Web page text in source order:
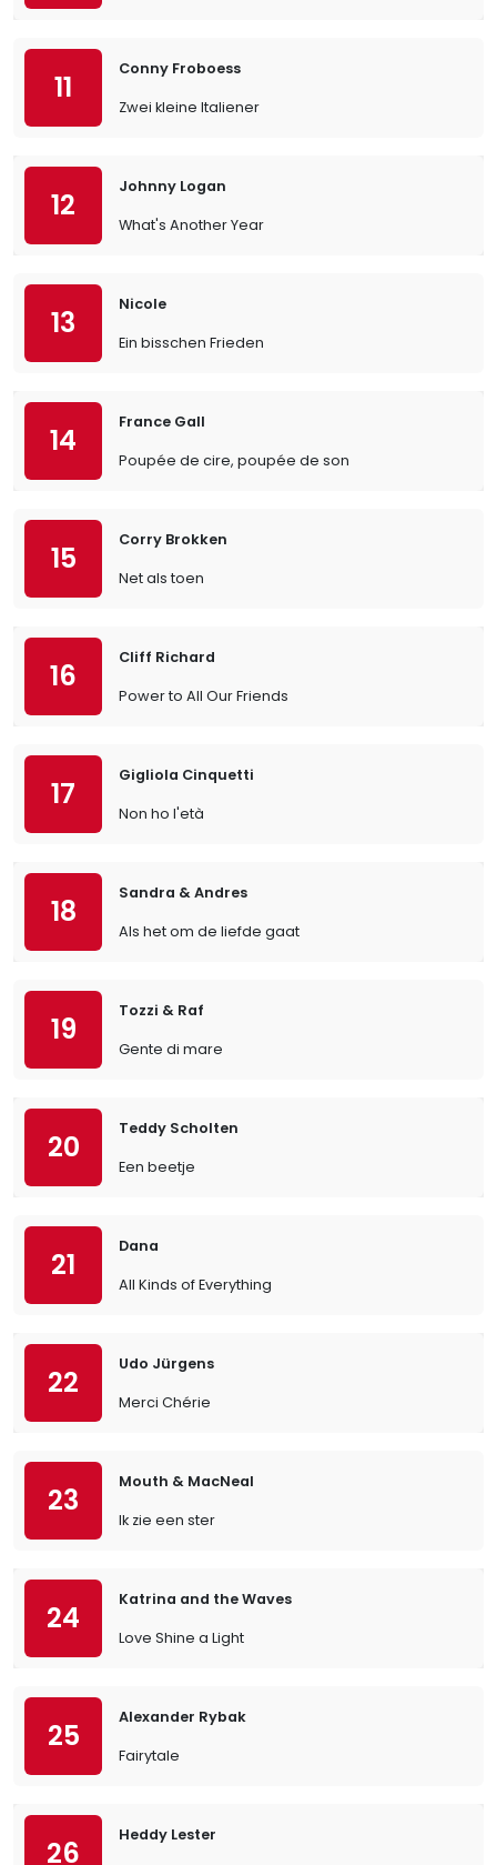
11
Conny Froboess
Zwei kleine Italiener
12
Johnny Logan
What's Another Year
13
Nicole
Ein bisschen Frieden
14
France Gall
Poupée de cire, poupée de son
15
Corry Brokken
Net als toen
16
Cliff Richard
Power to All Our Friends
17
Gigliola Cinquetti
Non ho l'età
18
Sandra & Andres
Als het om de liefde gaat
19
Tozzi & Raf
Gente di mare
20
Teddy Scholten
Een beetje
21
Dana
All Kinds of Everything
22
Udo Jürgens
Merci Chérie
23
Mouth & MacNeal
Ik zie een ster
24
Katrina and the Waves
Love Shine a Light
25
Alexander Rybak
Fairytale
26
Heddy Lester